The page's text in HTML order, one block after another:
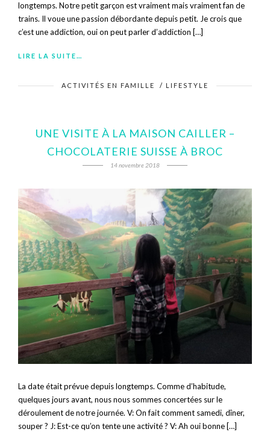
longtemps. Notre petit garçon est vraiment mais vraiment fan de
trains. Il voue une passion débordante depuis petit. Je crois que
c’est une addiction, oui on peut parler d’addiction […]
LIRE LA SUITE…
ACTIVITÉS EN FAMILLE / LIFESTYLE
UNE VISITE À LA MAISON CAILLER –
CHOCOLATERIE SUISSE À BROC
14 novembre 2018
La date était prévue depuis longtemps. Comme d’habitude,
quelques jours avant, nous nous sommes concertées sur le
déroulement de notre journée. V: On fait comment samedi, dîner,
souper ? J: Est-ce qu’on tente une activité ? V: Ah oui bonne […]